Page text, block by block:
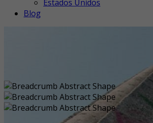
Estados Unidos
Blog